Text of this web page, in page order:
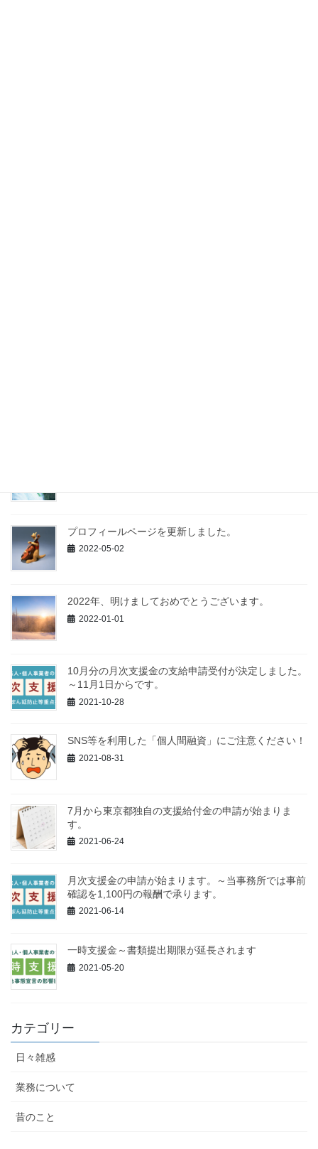
プロフィールページを更新しました。
2022-05-02
2022年、明けましておめでとうございます。
2022-01-01
10月分の月次支援金の支給申請受付が決定しました。
～11月1日からです。
2021-10-28
SNS等を利用した「個人間融資」にご注意ください！
2021-08-31
7月から東京都独自の支援給付金の申請が始まりま
す。
2021-06-24
月次支援金の申請が始まります。～当事務所では事前
確認を1,100円の報酬で承ります。
2021-06-14
一時支援金～書類提出期限が延長されます
2021-05-20
カテゴリー
日々雑感
業務について
昔のこと